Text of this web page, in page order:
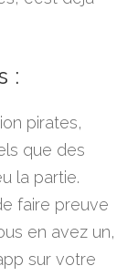
:
pirates,
que des
la partie.
faire preuve
en avez un,
sur votre